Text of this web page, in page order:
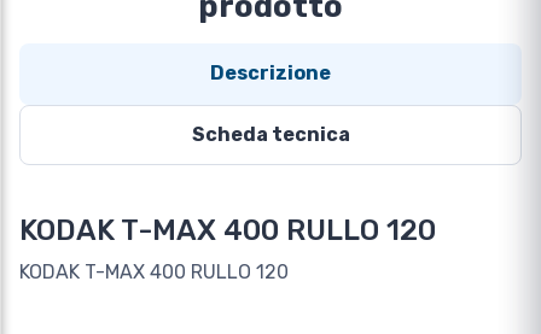
Descrizione
Scheda tecnica
KODAK T-MAX 400 RULLO 120
KODAK T-MAX 400 RULLO 120